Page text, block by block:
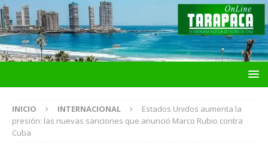
INICIO INTERNACIONAL
Estados Unidos aumenta la
presión: las nuevas sanciones que anunció Marco Rubio contra
Cuba